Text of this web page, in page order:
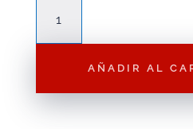
Playmobil
Pareja
AÑADIR AL